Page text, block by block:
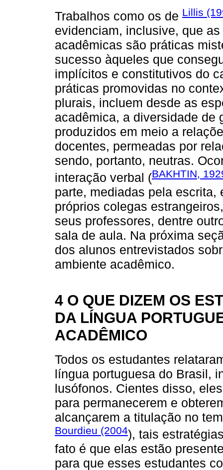
Trabalhos como os de Lillis
evidenciam, inclusive, que
acadêmicas são práticas
sucesso àqueles que
implícitos e constitutivos do
práticas promovidas no
plurais, incluem desde as
acadêmica, a diversidade de
produzidos em meio a
docentes, permeadas por
sendo, portanto, neutras.
interação verbal (BAKHTIN,
parte, mediadas pela
próprios colegas
seus professores, dentre
sala de aula. Na próxima
dos alunos entrevistados
ambiente acadêmico.
4 O QUE DIZEM OS
DA LÍNGUA
ACADÊMICO
Todos os estudantes
língua portuguesa do Brasil,
lusófonos. Cientes disso,
para permanecerem e
alcançarem a titulação no
Bourdieu (2004), tais
fato é que elas estão
para que esses estudantes